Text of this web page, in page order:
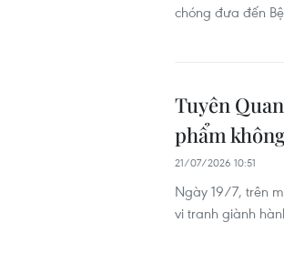
chóng đưa đến
Tuyên
phẩm
21/07/2026 10:51
Ngày 19/7, trên
vi tranh giành